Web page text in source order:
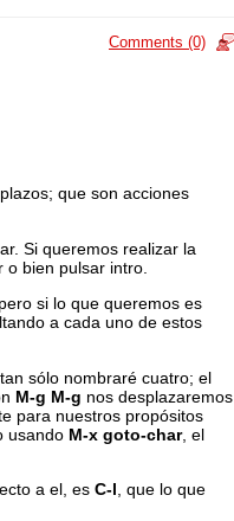
Comments (0)
que son acciones
Si queremos realizar la
bien pulsar intro.
si lo que queremos es
a cada uno de estos
sólo nombraré cuatro; el
M-g M-g nos desplazaremos
para nuestros propósitos
usando M-x goto-char, el
a el, es C-l , que lo que